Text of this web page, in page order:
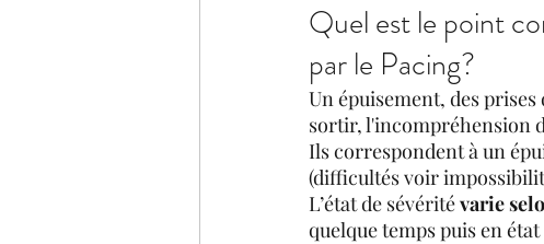
Quel est le point
par le Pacing?
Un épuisement, des prises
sortir, l'incompréhension
Ils correspondent à un
(difficultés voir
L’état de sévérité varie
quelque temps puis en